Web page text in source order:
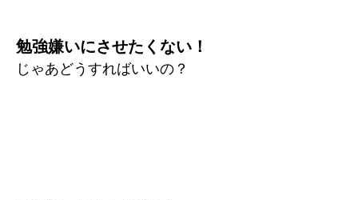
勉強嫌いにさせたくない！
じゃあどうすればいいの？